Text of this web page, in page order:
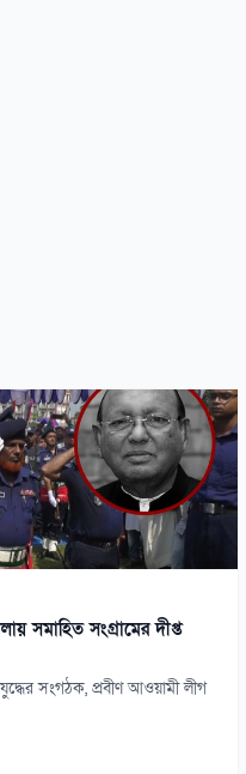
সমাহিত সংগ্রামের দীপ্ত
সংগঠক, প্রবীণ আওয়ামী লীগ